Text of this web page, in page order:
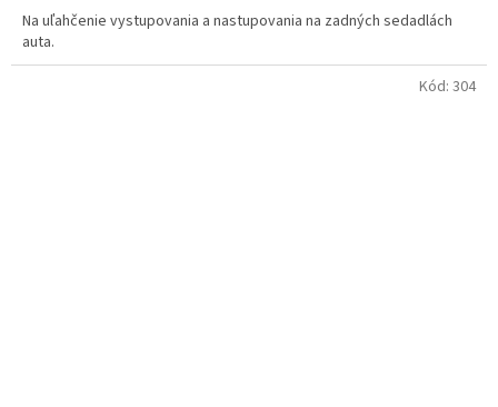
Na uľahčenie vystupovania a nastupovania na zadných sedadlách
auta.
Kód: 304